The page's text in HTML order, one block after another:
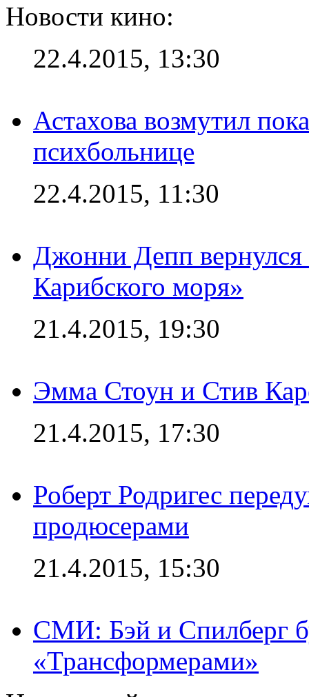
Новости кино:
22.4.2015, 13:30
Астахова возмутил
психбольнице
22.4.2015, 11:30
Джонни Депп
Карибского моря»
21.4.2015, 19:30
Эмма Стоун и Стив
21.4.2015, 17:30
Роберт Родригес
продюсерами
21.4.2015, 15:30
СМИ: Бэй и Спилберг
«Трансформерами»